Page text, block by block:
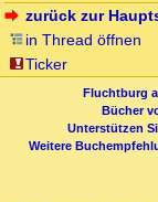
zurück zur
in Thread öffnen
Ticker
Fluchtburg
Bücher
Unterstützen
Weitere